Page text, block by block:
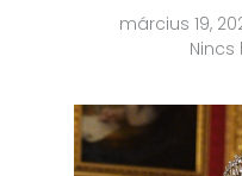
március 19,
Nincs